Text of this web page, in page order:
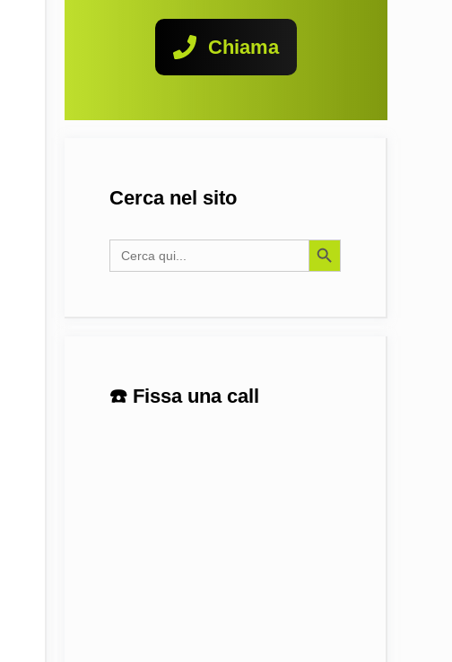
Chiama
Cerca nel sito
Search
for:
Search Button
☎️ Fissa una call